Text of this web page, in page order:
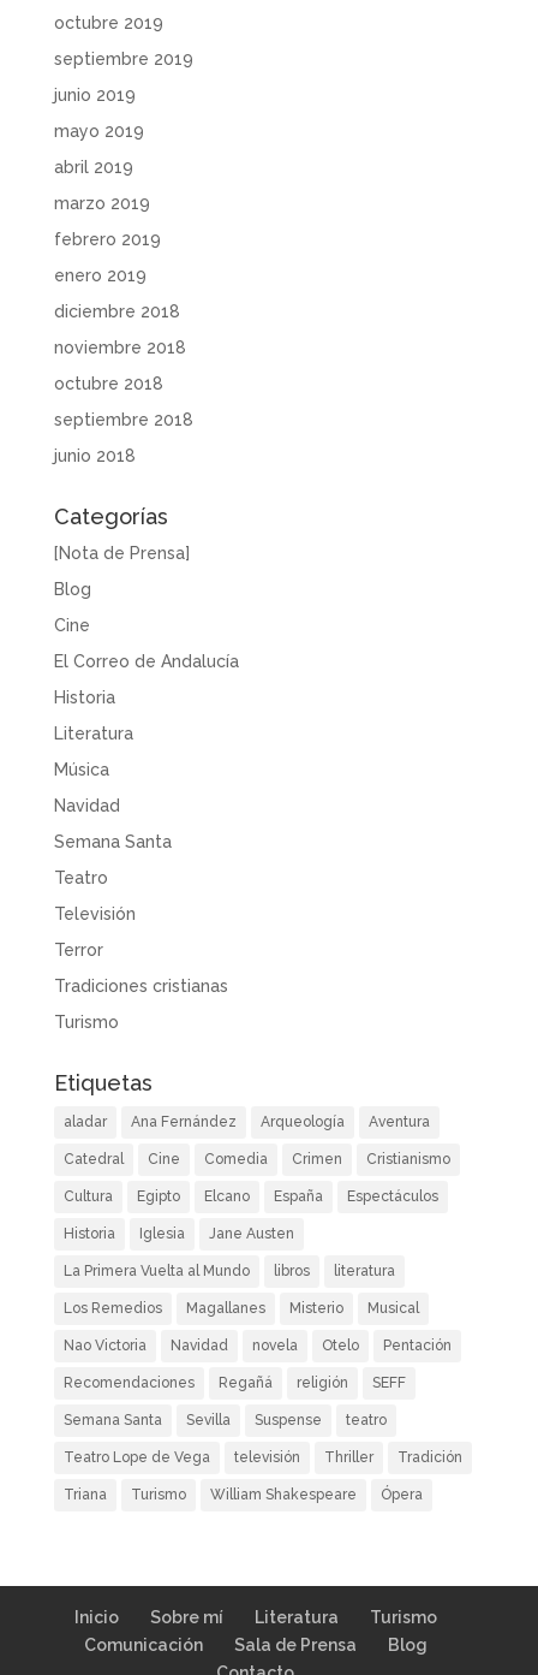
octubre 2019
septiembre 2019
junio 2019
mayo 2019
abril 2019
marzo 2019
febrero 2019
enero 2019
diciembre 2018
noviembre 2018
octubre 2018
septiembre 2018
junio 2018
Categorías
[Nota de Prensa]
Blog
Cine
El Correo de Andalucía
Historia
Literatura
Música
Navidad
Semana Santa
Teatro
Televisión
Terror
Tradiciones cristianas
Turismo
Etiquetas
aladar Ana Fernández Arqueología Aventura
Catedral Cine Comedia Crimen Cristianismo
Cultura Egipto Elcano España Espectáculos
Historia Iglesia Jane Austen
La Primera Vuelta al Mundo libros literatura
Los Remedios Magallanes Misterio Musical
Nao Victoria Navidad novela Otelo Pentación
Recomendaciones Regañá religión SEFF
Semana Santa Sevilla Suspense teatro
Teatro Lope de Vega televisión Thriller Tradición
Triana Turismo William Shakespeare Ópera
Inicio Sobre mí Literatura
Turismo
Comunicación
Sala de Prensa
Blog